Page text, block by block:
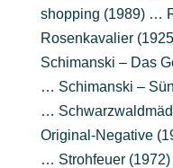
shopping (1989) …
Rosenkavalier
Schimanski – Das
… Schimanski –
…
Original-Negative
… Strohfeuer